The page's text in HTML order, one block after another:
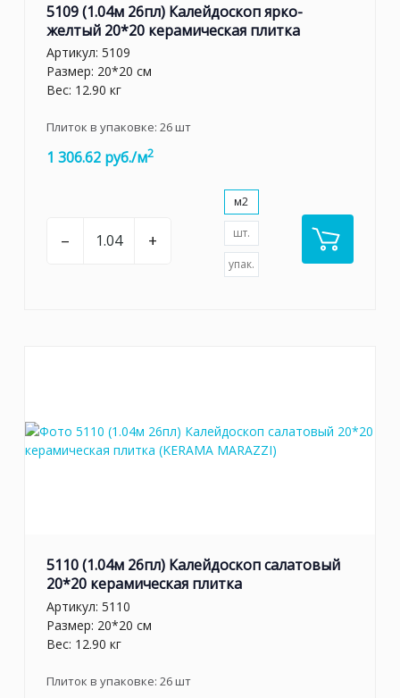
5109 (1.04м 26пл) Калейдоскоп ярко-
желтый 20*20 керамическая плитка
Артикул: 5109
Размер: 20*20 см
Вес: 12.90 кг
Плиток в упаковке: 26шт
1 306.62 руб./м2
– +
м2
шт.
упак.
5110 (1.04м 26пл) Калейдоскоп салатовый
20*20 керамическая плитка
Артикул: 5110
Размер: 20*20 см
Вес: 12.90 кг
Плиток в упаковке: 26шт